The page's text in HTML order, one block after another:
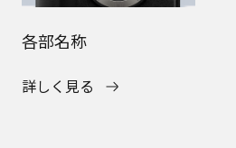
各部名称
詳しく見る